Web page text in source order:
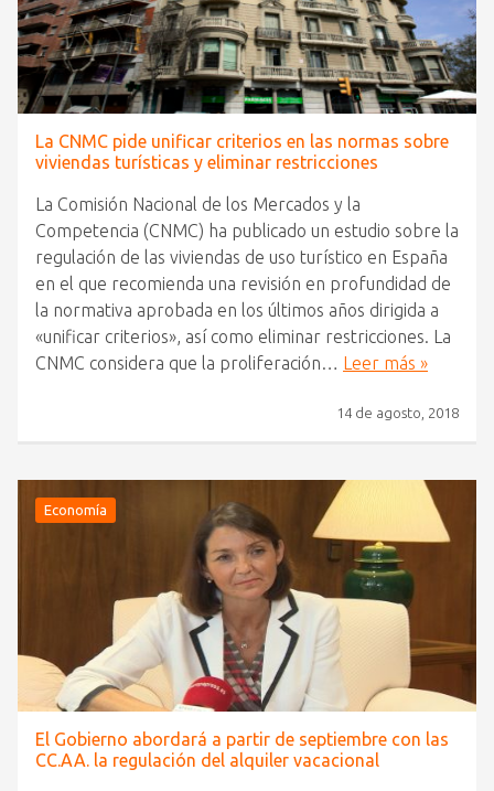
La CNMC pide unificar criterios en las normas sobre
viviendas turísticas y eliminar restricciones
La Comisión Nacional de los Mercados y la
Competencia (CNMC) ha publicado un estudio sobre la
regulación de las viviendas de uso turístico en España
en el que recomienda una revisión en profundidad de
la normativa aprobada en los últimos años dirigida a
«unificar criterios», así como eliminar restricciones. La
CNMC considera que la proliferación… Leer más »
14 de agosto, 2018
Economía
El Gobierno abordará a partir de septiembre con las
CC.AA. la regulación del alquiler vacacional